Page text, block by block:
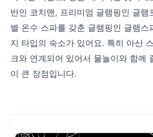
반인 코치맨, 프리미엄 글램핑인 글램
별 온수 스파를 갖춘 글램핑인 글램스
지 타입의 숙소가 있어요. 특히 아산
크와 연계되어 있어서 물놀이와 함께
이 큰 장점입니다.